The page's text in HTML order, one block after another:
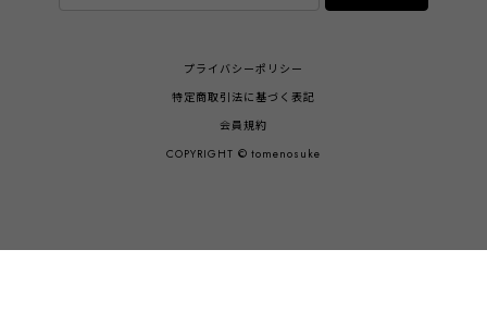
プライバシーポリシー
特定商取引法に基づく表記
会員規約
COPYRIGHT © tomenosuke